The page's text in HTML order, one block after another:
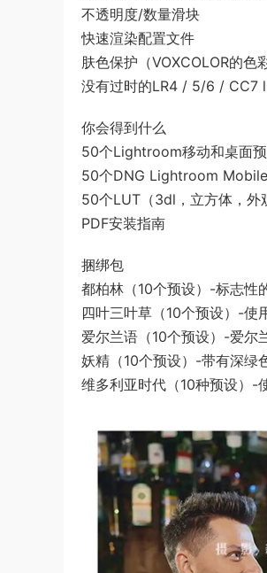
不透明度/数量滑块
快速渲染配置文件
肤色保护（VOXCOLOR的色
没有过时的LR4 / 5/6 / CC7
你会得到什么
50个Lightroom移动和桌面
50个DNG Lightroom
50个LUT（3dl，立方体，外
PDF安装指南
捆绑包
都柏林（10个预设）-标志性
四叶三叶草（10个预设）-使
爱尔兰语（10个预设）-爱尔
妖精（10个预设）-带有深绿
维多利亚时代（10种预设）-